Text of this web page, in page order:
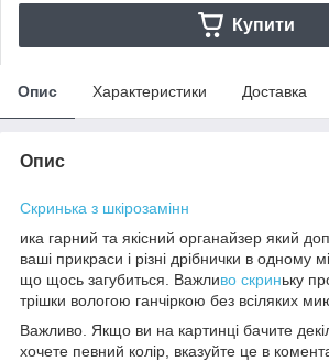
Купити
Опис Характеристики Доставка
Опис
Скринька з шкірозамінн
ика гарний та якісний органайзер який
ваші прикраси і різні дрібнички в одному
що щось загубиться. Важливо скриньку
трішки вологою ганчіркою без всіляких
Важливо. Якщо ви на картинці бачите
хочете певний колір, вказуйте це в